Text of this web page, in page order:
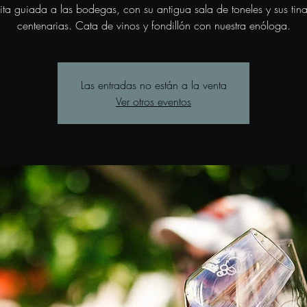
guiada a las bodegas, con su antigua sala de toneles y sus
centenarias. Cata de vinos y fondillón con nuestra enóloga.
Las entradas no están a la venta
Ver otros eventos